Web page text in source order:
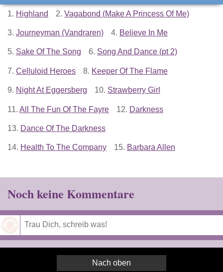
1. Highland 2. Vagabond (Make A Princess Of Me)
3. Journeyman (Vandraren) 4. Believe In Me
5. Sake Of The Song 6. Song And Dance (pt 2)
7. Celluloid Heroes 8. Keeper Of The Flame
9. Night At Eggersberg 10. Strawberry Girl
11. All The Fun Of The Fayre 12. Darkness
13. Dance Of The Darkness
14. Health To The Company 15. Barbara Allen
Noch keine Kommentare
Nach oben